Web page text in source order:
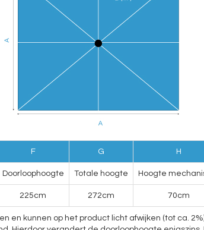
F G H
Doorloophoogte Totale hoogte Hoogte
225cm 272cm 70cm
kunnen op het product licht afwijken (tot ca.